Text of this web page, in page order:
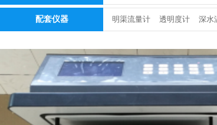
配套仪器 明渠流量计 透明度计 深水